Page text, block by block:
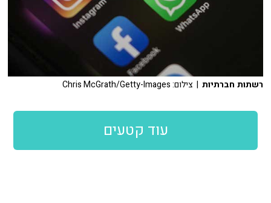
רשתות חברתיות | צילום: Chris McGrath/Getty-Images
עוד קטעים